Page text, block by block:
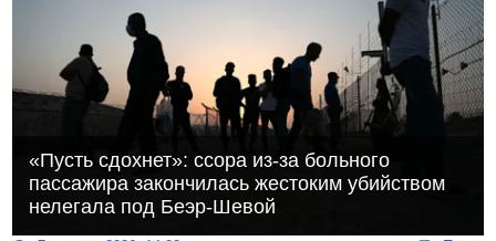
обстоятельствах».
«Пусть сдохнет»: ссора из-за больного
пассажира закончилась жестоким убийством
нелегала под Беэр-Шевой